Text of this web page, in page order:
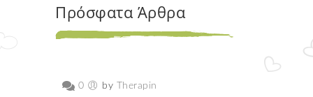
Πρόσφατα Άρθρα
0 by Therapin